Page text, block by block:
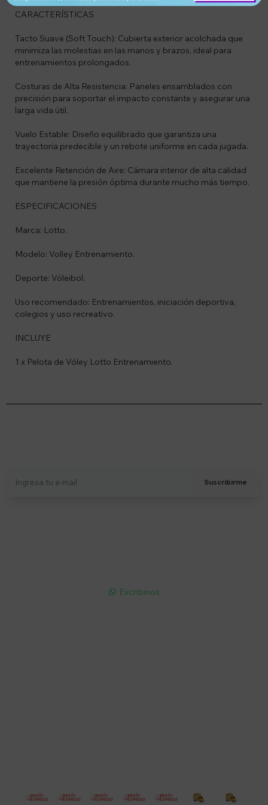
CARACTERÍSTICAS
Tacto Suave (Soft Touch): Cubierta exterior acolchada que
minimiza las molestias en las manos y brazos, ideal para
entrenamientos prolongados.
Costuras de Alta Resistencia: Paneles ensamblados con
precisión para soportar el impacto constante y asegurar una
larga vida útil.
Vuelo Estable: Diseño equilibrado que garantiza una
trayectoria predecible y un rebote uniforme en cada jugada.
Excelente Retención de Aire: Cámara interior de alta calidad
que mantiene la presión óptima durante mucho más tiempo.
ESPECIFICACIONES
Marca: Lotto.
Modelo: Volley Entrenamiento.
Deporte: Vóleibol.
Uso recomendado: Entrenamientos, iniciación deportiva,
colegios y uso recreativo.
INCLUYE
1 x Pelota de Vóley Lotto Entrenamiento.
Suscribirme
 Escribinos